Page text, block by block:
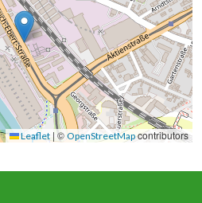
Leaflet |© OpenStreetMapcontributors